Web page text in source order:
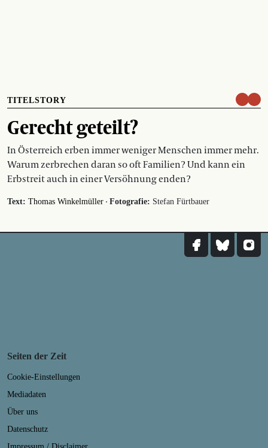
TITELSTORY
Gerecht geteilt?
In Österreich erben immer weniger Menschen immer mehr.
Warum zerbrechen daran so oft Familien? Und kann ein
Erbstreit auch in einer Versöhnung enden?
Text: Thomas Winkelmüller · Fotografie: Stefan Fürtbauer
Seiten der Zeit
Cookie-Einstellungen
Mediadaten
Über uns
Datenschutz